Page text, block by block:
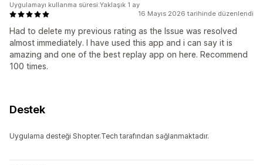
16 Mayıs 2026 tarihinde düzenlendi
Had to delete my previous rating as the Issue was resolved
almost immediately. I have used this app and i can say it is
amazing and one of the best replay app on here. Recommend
100 times.
Uygulamayı kullanma süresi:Yaklaşık 1 ay
Destek
Uygulama desteği Shopter.Tech tarafından sağlanmaktadır.